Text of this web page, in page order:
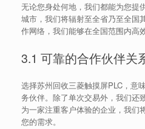
无论您身处何地，我们都能为您提
城市，我们将辐射至全省乃至全国
作网络，我们能够在全国范围内高
3.1 可靠的合作伙伴关
选择苏州回收三菱触摸屏PLC，意
务伙伴。除了单次交易外，我们还
为一家注重客户体验的企业，我们
您的需求。